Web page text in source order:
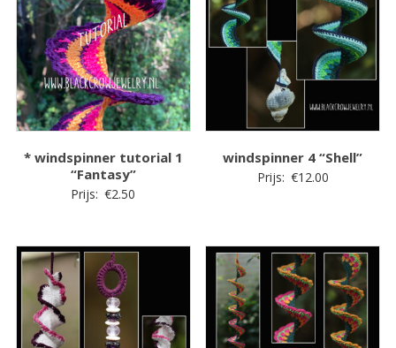
* windspinner tutorial 1
“Fantasy”
Prijs: €2.50
windspinner 4 “Shell”
Prijs: €12.00